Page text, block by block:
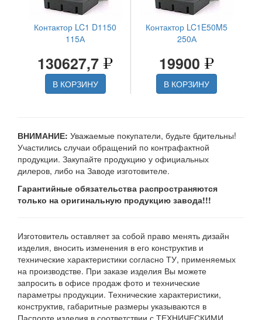
Контактор LC1 D1150
115А
130627,7
В КОРЗИНУ
Контактор LC1E50M5
250А
19900
В КОРЗИНУ
ВНИМАНИЕ: Уважаемые покупатели, будьте бдительны!
Участились случаи обращений по контрафактной
продукции. Закупайте продукцию у официальных
дилеров, либо на Заводе изготовителе.
Гарантийные обязательства распространяются
только на оригинальную продукцию завода!!!
Изготовитель оставляет за собой право менять дизайн
изделия, вносить изменения в его конструктив и
технические характеристики согласно ТУ, применяемых
на производстве. При заказе изделия Вы можете
запросить в офисе продаж фото и технические
параметры продукции. Технические характеристики,
конструктив, габаритные размеры указываются в